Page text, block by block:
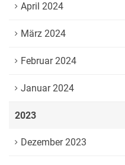
April 2024
März 2024
Februar 2024
Januar 2024
2023
Dezember 2023